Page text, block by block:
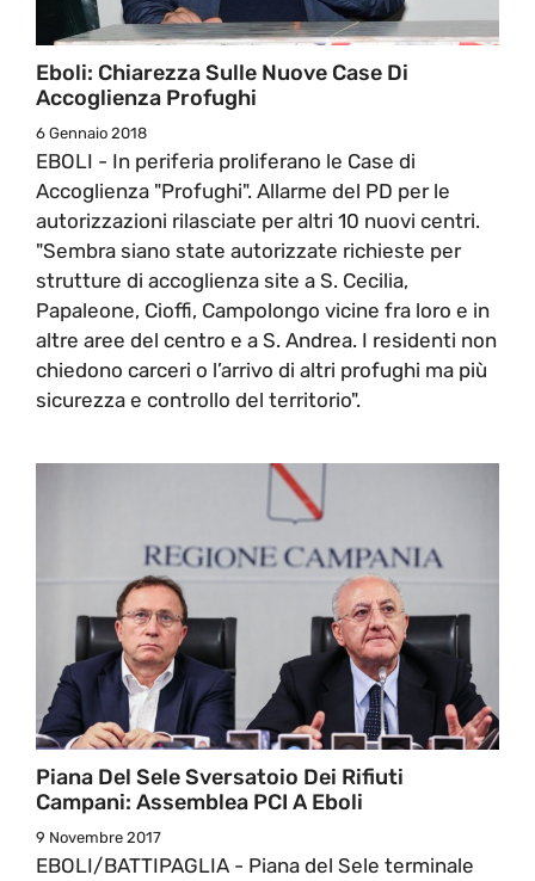
Eboli: Chiarezza Sulle Nuove Case Di
Accoglienza Profughi
6 Gennaio 2018
EBOLI - In periferia proliferano le Case di
Accoglienza "Profughi". Allarme del PD per le
autorizzazioni rilasciate per altri 10 nuovi centri.
"Sembra siano state autorizzate richieste per
strutture di accoglienza site a S. Cecilia,
Papaleone, Cioffi, Campolongo vicine fra loro e in
altre aree del centro e a S. Andrea. I residenti non
chiedono carceri o l’arrivo di altri profughi ma più
sicurezza e controllo del territorio".
Piana Del Sele Sversatoio Dei Rifiuti
Campani: Assemblea PCI A Eboli
9 Novembre 2017
EBOLI/BATTIPAGLIA - Piana del Sele terminale